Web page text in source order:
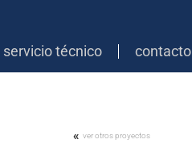
servicio técnico contacto
« ver otros proyectos